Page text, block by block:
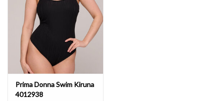
Prima Donna Swim Kiruna
4012938